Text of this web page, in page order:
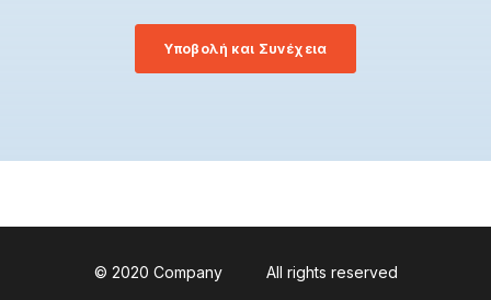
© 2020 Company All rights reserved